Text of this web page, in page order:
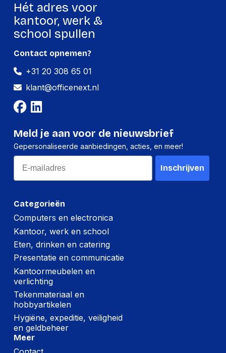
Gewicht
Per stuk
Hoeveelheid:
Breedte:
Hoogte:
240 millimeter
Lengte:
600 millimeter
Gewicht:
Hoeveelheid:
36 stuks
Breedte:
-
Hoogte:
-
Lengte:
Gewicht:
Hét adres voor
kantoor, werk &
school spullen
Categorieën
Computers en electronica
Kantoor, werk en school
Eten, drinken en catering
Presentatie en communicatie
Kantoormeubelen en
verlichting
Tekenmateriaal en
hobbyartikelen
Hygiëne, expeditie, veiligheid
en geldbeheer
Meer
Contact opnemen?
+31 20 308 65 01
klant@officenext.nl
Meld je aan voor de nieuwsbrief
Gepersonaliseerde aanbiedingen, acties, en meer!
Email
Inschrijven